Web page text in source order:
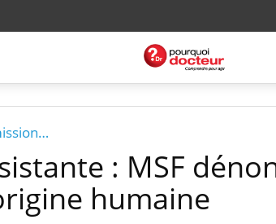
: MSF
humaine